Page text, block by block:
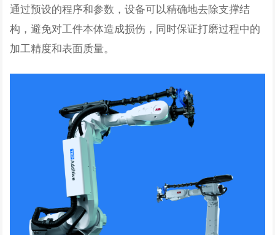
通过预设的程序和参数，设备可以精确地去除支撑结
构，避免对工件本体造成损伤，同时保证打磨过程中的
加工精度和表面质量。